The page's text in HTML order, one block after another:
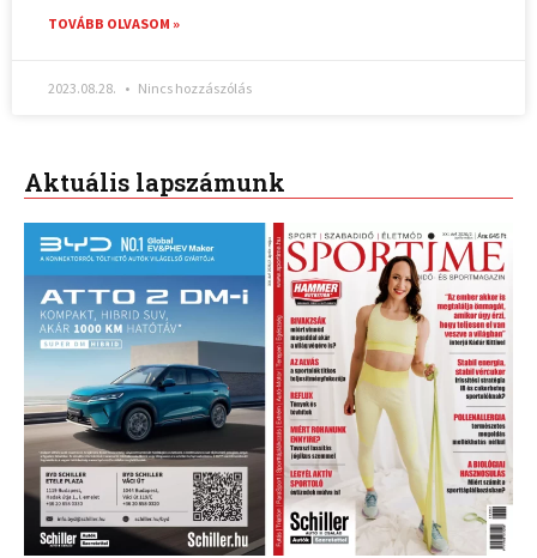
TOVÁBB OLVASOM »
2023.08.28. Nincs hozzászólás
Aktuális lapszámunk